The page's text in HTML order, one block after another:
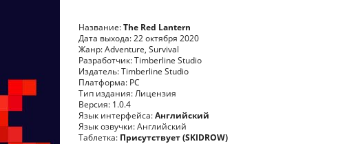
Название:The Red Lantern
Дата выхода: 22 октября 2020
Жанр: Adventure, Survival
Разработчик: Timberline Studio
Издатель: Timberline Studio
Платформа: PC
Тип издания: Лицензия
Версия: 1.0.4
Язык интерфейса:Английский
Язык озвучки: Английский
Таблетка: Присутствует (SKIDROW)